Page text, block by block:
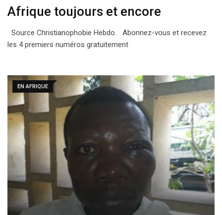
Afrique toujours et encore
Source Christianophobie Hebdo. Abonnez-vous et recevez
les 4 premiers numéros gratuitement
EN AFRIQUE